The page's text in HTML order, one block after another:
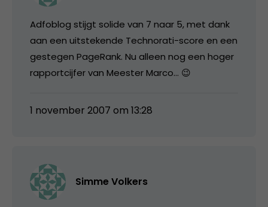
Adfoblog stijgt solide van 7 naar 5, met dank
aan een uitstekende Technorati-score en een
gestegen PageRank. Nu alleen nog een hoger
rapportcijfer van Meester Marco… 😉
1 november 2007 om 13:28
Simme Volkers